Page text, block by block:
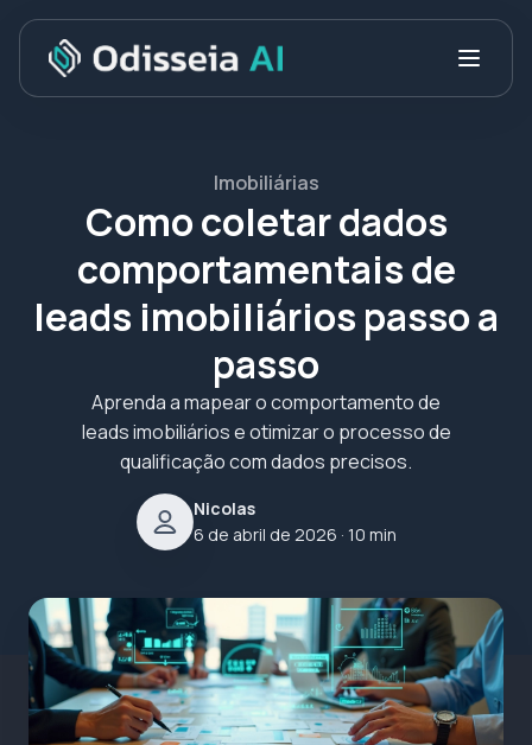
Imobiliárias
Como coletar dados
comportamentais de
leads imobiliários passo a
passo
Aprenda a mapear o comportamento de
leads imobiliários e otimizar o processo de
qualificação com dados precisos.
Nicolas
6 de abril de 2026 · 10 min